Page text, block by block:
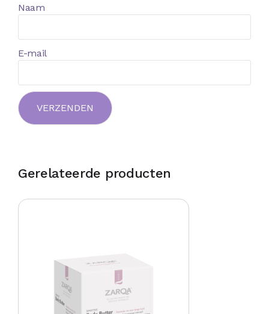
Naam
E-mail
Gerelateerde producten